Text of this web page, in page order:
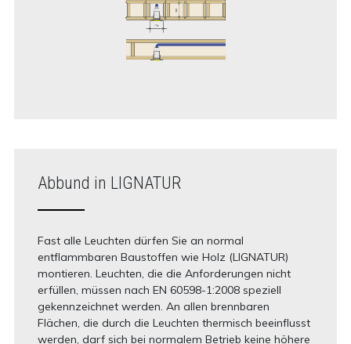
Abbund in LIGNATUR
Fast alle Leuchten dürfen Sie an normal
entflammbaren Baustoffen wie Holz (LIGNATUR)
montieren. Leuchten, die die Anforderungen nicht
erfüllen, müssen nach EN 60598-1:2008 speziell
gekennzeichnet werden. An allen brennbaren
Flächen, die durch die Leuchten thermisch beeinflusst
werden, darf sich bei normalem Betrieb keine höhere